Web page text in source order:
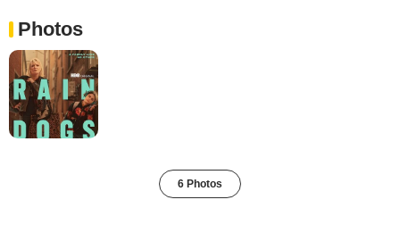
Photos
6 Photos